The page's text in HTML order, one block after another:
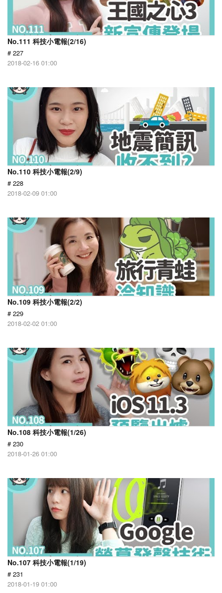
No.111 科技小電報(2/16)
# 227
2018-02-16 01:00
No.110 科技小電報(2/9)
# 228
2018-02-09 01:00
No.109 科技小電報(2/2)
# 229
2018-02-02 01:00
No.108 科技小電報(1/26)
# 230
2018-01-26 01:00
No.107 科技小電報(1/19)
# 231
2018-01-19 01:00